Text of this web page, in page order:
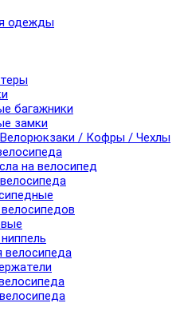
одежды
багажники
замки
/ Кофры / Чехлы
на велосипед
велосипеда